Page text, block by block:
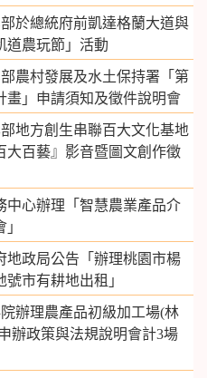
於總統府前凱達格蘭大道與
道農玩節」活動
農村發展及水土保持署「第
畫」申請須知及徵件說明會
地方創生串聯百大文化基地
大百藝』影音暨圖文創作徵
中心辦理「智慧農業產品介
地政局公告「辦理桃園市楊
市有耕地出租」
辦理農產品初級加工場(林
辦政策與法規說明會計3場